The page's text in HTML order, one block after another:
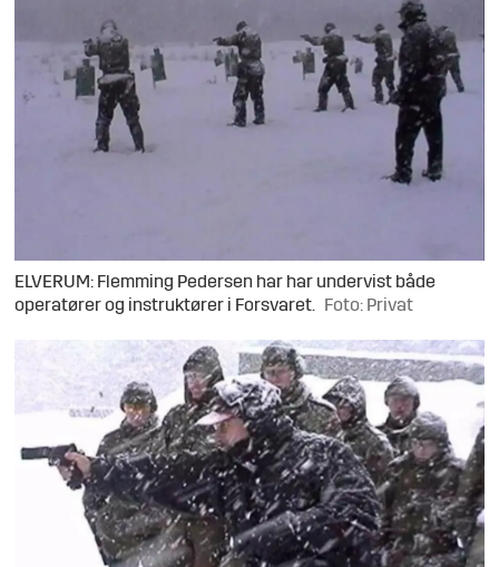
ELVERUM: Flemming Pedersen har har undervist både
operatører og instruktører i Forsvaret.
Foto: Privat